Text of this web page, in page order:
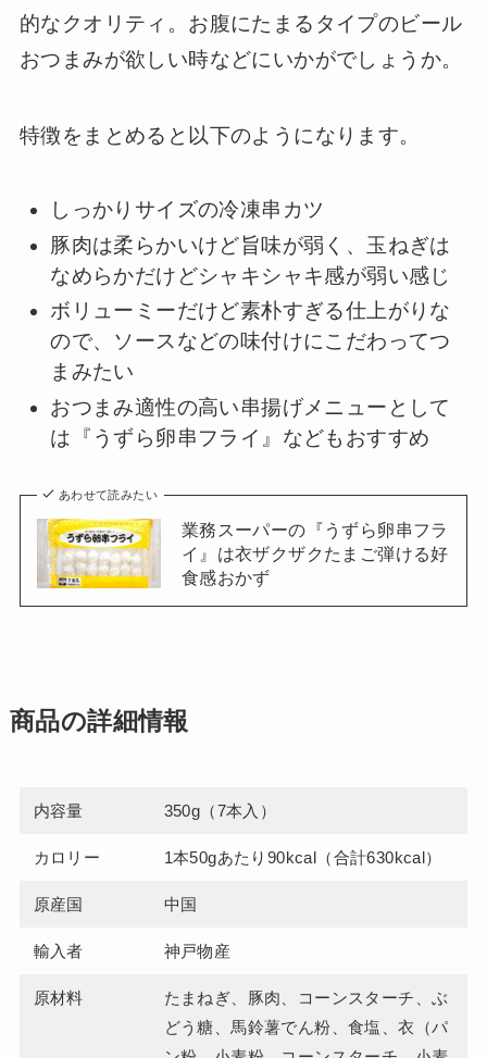
的なクオリティ。お腹にたまるタイプのビール
おつまみが欲しい時などにいかがでしょうか。
特徴をまとめると以下のようになります。
しっかりサイズの冷凍串カツ
豚肉は柔らかいけど旨味が弱く、玉ねぎは
なめらかだけどシャキシャキ感が弱い感じ
ボリューミーだけど素朴すぎる仕上がりな
ので、ソースなどの味付けにこだわってつ
まみたい
おつまみ適性の高い串揚げメニューとして
は『うずら卵串フライ』などもおすすめ
あわせて読みたい
業務スーパーの『うずら卵串フラ
イ』は衣ザクザクたまご弾ける好
食感おかず
商品の詳細情報
内容量 350g（7本入）
カロリー 1本50gあたり90kcal（合計630kcal）
原産国 中国
輸入者 神戸物産
原材料
たまねぎ、豚肉、コーンスターチ、ぶ
どう糖、馬鈴薯でん粉、食塩、衣（パ